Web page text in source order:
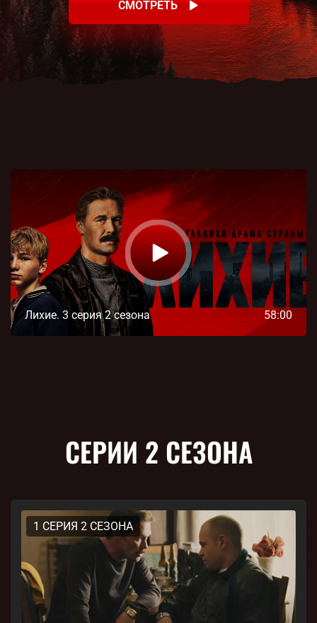
СМОТРЕТЬ
Лихие. 3 серия 2 сезона 58:00
СЕРИИ 2 СЕЗОНА
1 СЕРИЯ 2 СЕЗОНА